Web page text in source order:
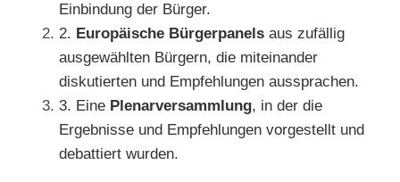
Einbindung der Bürger.
2. Europäische Bürgerpanels aus zufällig
ausgewählten Bürgern, die miteinander
diskutierten und Empfehlungen aussprachen.
3. Eine Plenarversammlung, in der die
Ergebnisse und Empfehlungen vorgestellt und
debattiert wurden.